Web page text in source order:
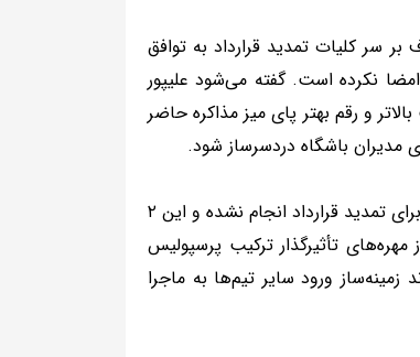
سر کلیات تمدید قرارداد به توافق
نکرده است. گفته می‌شود علیپور
و رقم بهتر پای میز مذاکره حاضر
باشگاه دردسرساز شود.
از سوی دیگر، درباره سروش رفیعی و میلاد محمدی تاکنون هیچ مذاکره رسمی و جدی برای تمدید قرارداد انجام نشده و این ۲
کامل به سر می‌برند. این در حالی است که هر ۲ بازیکن از مهره‌های تأثیرگذار ترکیب پرسپولیس
ورود سایر تیم‌ها به ماجرا